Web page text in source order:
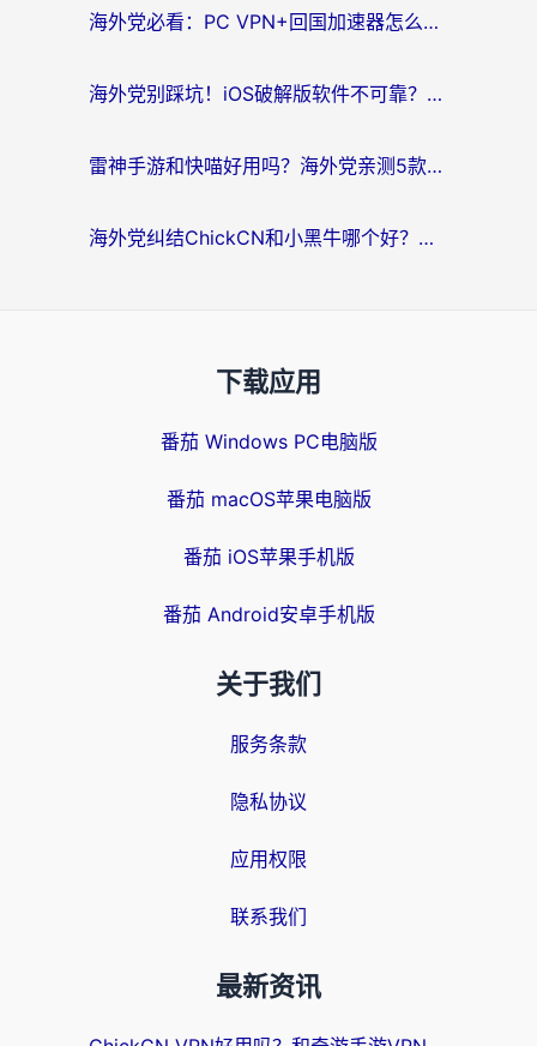
海外党必看：PC VPN+回国加速器怎么选？无缝访问国内资源全攻略
海外党别踩坑！iOS破解版软件不可靠？教你选对回国加速器无缝看国内资源
雷神手游和快喵好用吗？海外党亲测5款回国加速器，附斧牛Bling对比+微信视频号解决办法
海外党纠结ChickCN和小黑牛哪个好？一篇帮你选对回国加速器的实用指南
下载应用
番茄 Windows PC电脑版
番茄 macOS苹果电脑版
番茄 iOS苹果手机版
番茄 Android安卓手机版
关于我们
服务条款
隐私协议
应用权限
联系我们
最新资讯